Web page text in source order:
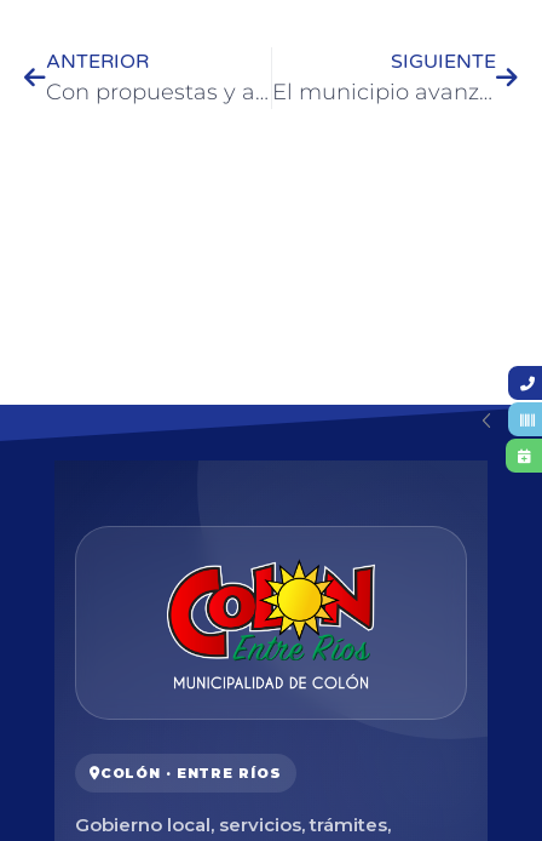
ANTERIOR
Con propuestas y actividades para todo público en Colón se disfrutan las vacaciones de invierno
SIGUIENTE
El municipio avanza con obras públicas en distintos puntos de Colón
COLÓN · ENTRE RÍOS
Gobierno local, servicios, trámites,